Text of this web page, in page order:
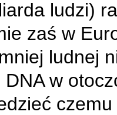
ludzi)
zaś w
ludnej
DNA w